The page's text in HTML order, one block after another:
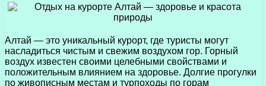
Алтай — это уникальный курорт, где туристы могут
насладиться чистым и свежим воздухом гор. Горный
воздух известен своими целебными свойствами и
положительным влиянием на здоровье. Долгие прогулки
по живописным местам и турпоходы по горам